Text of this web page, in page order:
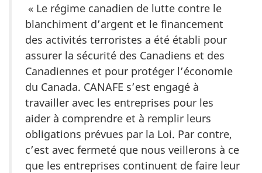
« Le régime canadien de lutte contre le
blanchiment d’argent et le financement
des activités terroristes a été établi pour
assurer la sécurité des Canadiens et des
Canadiennes et pour protéger l’économie
du Canada. CANAFE s’est engagé à
travailler avec les entreprises pour les
aider à comprendre et à remplir leurs
obligations prévues par la Loi. Par contre,
c’est avec fermeté que nous veillerons à ce
que les entreprises continuent de faire leur